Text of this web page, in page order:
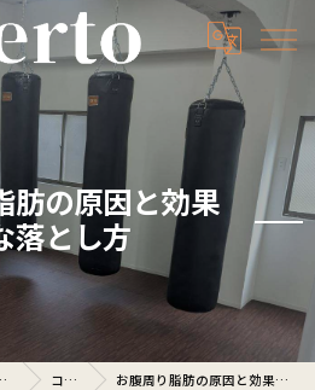
肪の原因と効果
落とし方
ムならcerto コラム お腹周り脂肪の原因と効果的な落とし方